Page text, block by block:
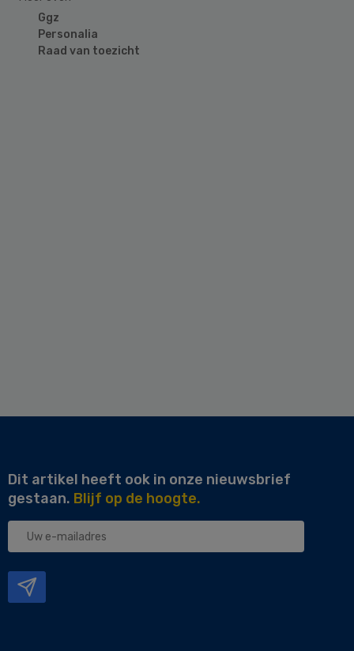
Ggz
Personalia
Raad van toezicht
Dit artikel heeft ook in onze nieuwsbrief
gestaan. Blijf op de hoogte.
Uw